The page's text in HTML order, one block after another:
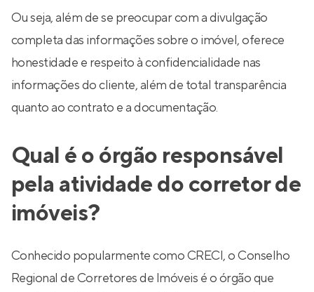
Ou seja, além de se preocupar com a divulgação
completa das informações sobre o imóvel, oferece
honestidade e respeito à confidencialidade nas
informações do cliente, além de total transparência
quanto ao contrato e a documentação.
Qual é o órgão responsável
pela atividade do corretor de
imóveis?
Conhecido popularmente como CRECI, o Conselho
Regional de Corretores de Imóveis é o órgão que